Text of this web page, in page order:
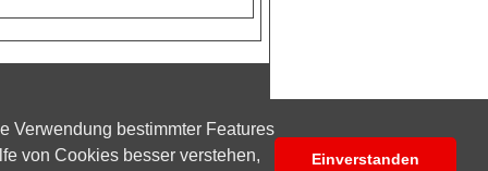
Verwendung bestimmter Features
von Cookies besser verstehen,
Einverstanden